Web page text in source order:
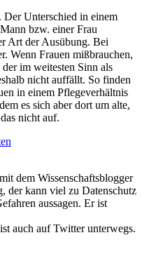
Unterschied in einem
bzw. einer Frau
Art der Ausübung. Bei
Wenn Frauen mißbrauchen,
im weitesten Sinn als
nicht auffällt. So finden
in einem Pflegeverhältnis
es sich aber dort um alte,
nicht auf.
dem Wissenschaftsblogger
der kann viel zu Datenschutz
aussagen. Er ist
auch auf Twitter unterwegs.